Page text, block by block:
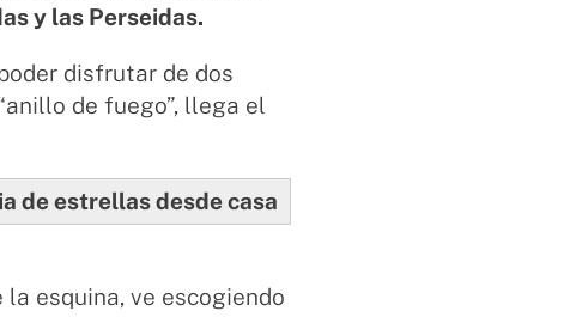
y las Perseidas.
disfrutar de dos
de fuego”, llega el
de estrellas desde casa
esquina, ve escogiendo